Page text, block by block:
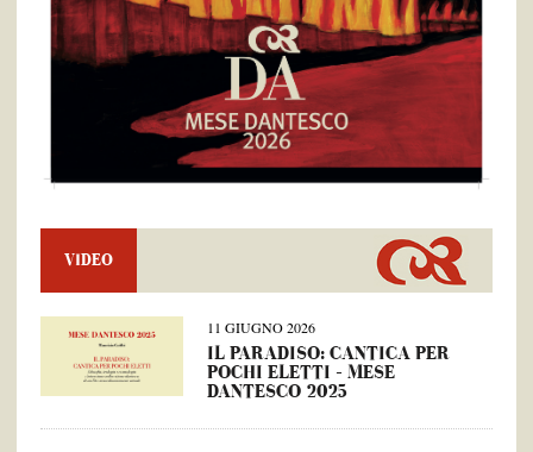
VIDEO
11 GIUGNO 2026
IL PARADISO: CANTICA PER
POCHI ELETTI – MESE
DANTESCO 2025